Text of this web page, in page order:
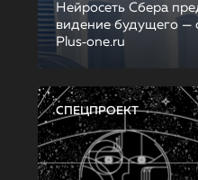
Нейросеть Сбера
видение будущего —
Plus‑one.ru
СПЕЦПРОЕКТ